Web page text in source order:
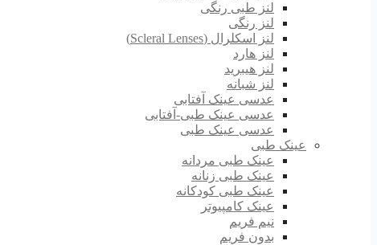
لنز طبی رنگی
لنز رنگی
لنز اسکلرال (Scleral Lenses)
لنز هارد
لنز هیبرید
لنز شبانه
عدسی عینک آفتابی
عدسی عینک طبی-آفتابی
عدسی عینک طبی
عینک طبی
عینک طبی مردانه
عینک طبی زنانه
عینک طبی کودکانه
عینک کامپیوتر
نیم فریم
بدون فریم